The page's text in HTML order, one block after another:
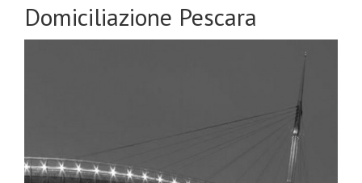
Domiciliazione Pescara